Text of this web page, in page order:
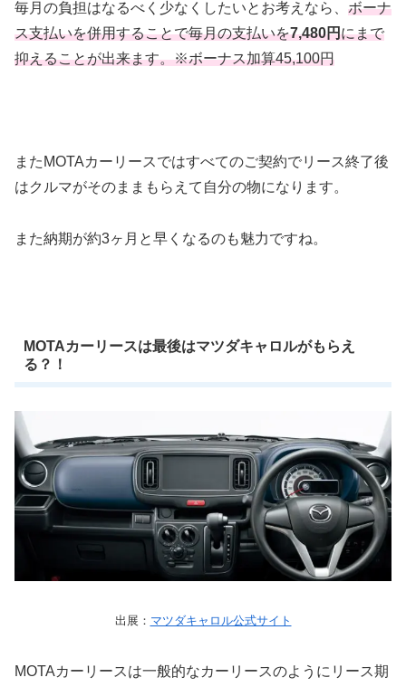
毎月の負担はなるべく少なくしたいとお考えなら、 ボーナ
ス支払いを併用することで毎月の支払いを7,480円にまで
抑えることが出来ます。※ボーナス加算45,100円
またMOTAカーリースではすべてのご契約でリース終了後
はクルマがそのままもらえて自分の物になります。
また納期が約3ヶ月と早くなるのも魅力ですね。
MOTAカーリースは最後はマツダキャロルがもらえ
る？！
出展： マツダキャロル公式サイト
MOTAカーリースは一般的なカーリースのようにリース期